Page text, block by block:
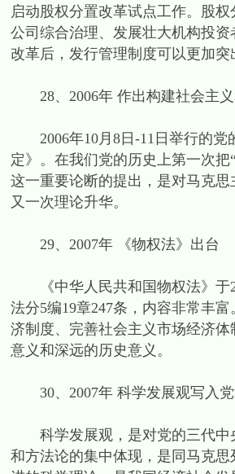
启动股权分置改革试点工作。股
公司综合治理、发展壮大机构投
改革后，发行管理制度可以更加
28、2006年 作出构建社会主义
2006年10月8日-11日举行的党
定》。在我们党的历史上第一次
这一重要论断的提出，是对马克
又一次理论升华。
29、2007年 《物权法》出台
《中华人民共和国物权法》于
法分5编19章247条，内容非常丰
济制度、完善社会主义市场经济
意义和深远的历史意义。
30、2007年 科学发展观写入
科学发展观，是对党的三代中
和方法论的集中体现，是同马克